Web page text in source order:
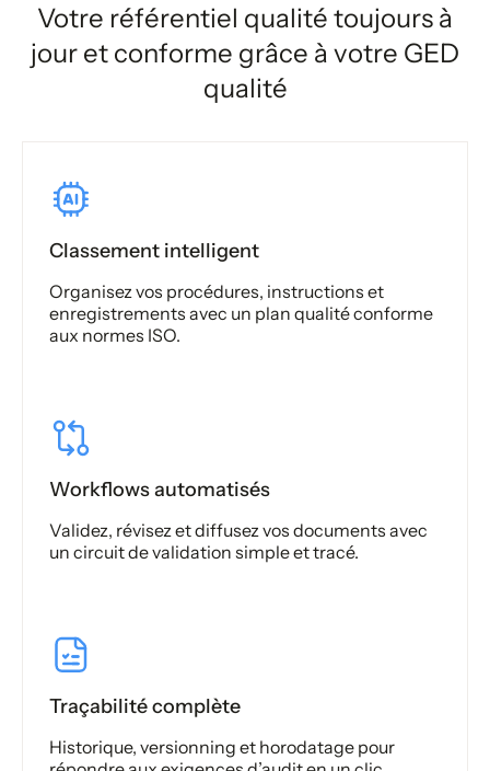
Votre référentiel qualité toujours à
jour et conforme grâce à votre GED
qualité
Classement intelligent
Organisez vos procédures, instructions et
enregistrements avec un plan qualité conforme
aux normes ISO.
Workflows automatisés
Validez, révisez et diffusez vos documents avec
un circuit de validation simple et tracé.
Traçabilité complète
Historique, versionning et horodatage pour